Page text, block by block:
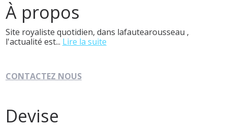
À propos
Site royaliste quotidien, dans lafautearousseau ,
l'actualité est... Lire la suite
CONTACTEZ NOUS
Devise